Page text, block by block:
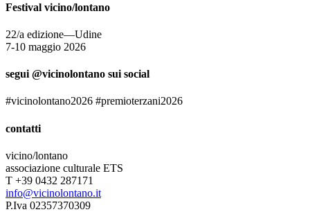
Festival vicino/lontano
22/a edizione—Udine
7-10 maggio 2026
segui @vicinolontano sui social
#vicinolontano2026 #premioterzani2026
contatti
vicino/lontano
associazione culturale ETS
T +39 0432 287171
info@vicinolontano.it
P.Iva 02357370309